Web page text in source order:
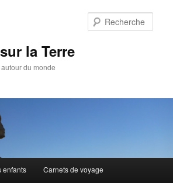
la Terre
du monde
enfants Carnets de voyage